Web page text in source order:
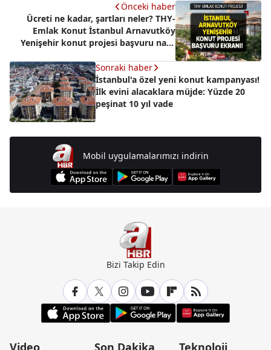
Önceki haber
Ücreti ne kadar, şartları neler? THY-
Emlak Konut İstanbul Arnavutköy
Yenişehir konut projesi başvuru nasıl
Sonraki haber
İstanbul'a özel yeni konut kampanyası!
İlk evini alacaklara müjde: Yüzde 20
peşinat 10 yıl vade
Mobil uygulamalarımızı indirin
Bizi Takip Edin